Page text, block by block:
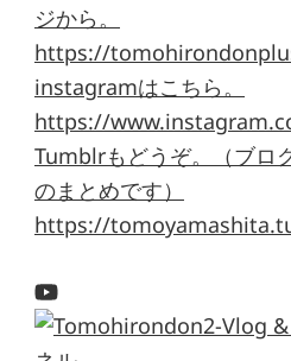
ジから。
https://
instagramはこちら。
https://
Tumblrもどうぞ。（ブロ
のまとめです）
https://